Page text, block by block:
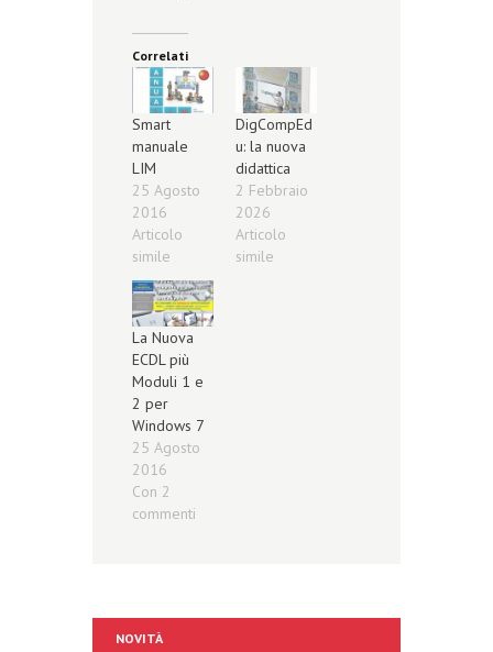
Correlati
Smart
manuale
LIM
25 Agosto
2016
Articolo
simile
DigCompEd
u: la nuova
didattica
2 Febbraio
2026
Articolo
simile
La Nuova
ECDL più
Moduli 1 e
2 per
Windows 7
25 Agosto
2016
Con 2
commenti
NOVITÀ